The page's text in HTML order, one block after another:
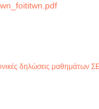
δηλώσεις μαθημάτων